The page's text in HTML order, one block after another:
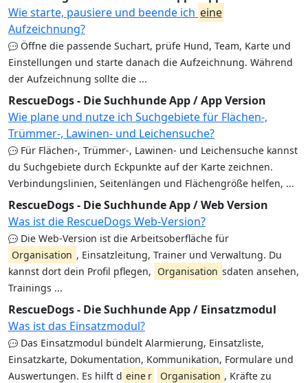
Wie starte, pausiere und beende ich eine
Aufzeichnung?
Öffne die passende Suchart, prüfe Hund, Team, Karte und
Einstellungen und starte danach die Aufzeichnung. Während
der Aufzeichnung sollte die ...
RescueDogs - Die Suchhunde App / App Version
Wie plane und nutze ich Suchgebiete für Flächen-,
Trümmer-, Lawinen- und Leichensuche?
Für Flächen-, Trümmer-, Lawinen- und Leichensuche kannst
du Suchgebiete durch Eckpunkte auf der Karte zeichnen.
Verbindungslinien, Seitenlängen und Flächengröße helfen, ...
RescueDogs - Die Suchhunde App / Web Version
Was ist die RescueDogs Web-Version?
Die Web-Version ist die Arbeitsoberfläche für
Organisation , Einsatzleitung, Trainer und Verwaltung. Du
kannst dort dein Profil pflegen, Organisation sdaten ansehen,
Trainings ...
RescueDogs - Die Suchhunde App / Einsatzmodul
Was ist das Einsatzmodul?
Das Einsatzmodul bündelt Alarmierung, Einsatzliste,
Einsatzkarte, Dokumentation, Kommunikation, Formulare und
Auswertungen. Es hilft d eine r Organisation , Kräfte zu